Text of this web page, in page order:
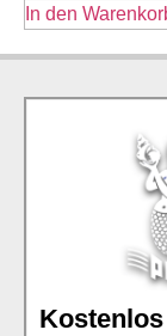
In den